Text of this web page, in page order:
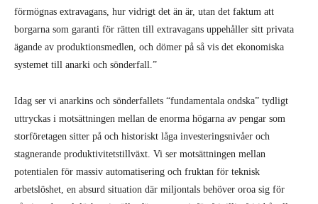
förmögnas extravagans, hur vidrigt det än är, utan det faktum att
borgarna som garanti för rätten till extravagans uppehåller sitt privata
ägande av produktionsmedlen, och dömer på så vis det ekonomiska
systemet till anarki och sönderfall.”
Idag ser vi anarkins och sönderfallets “fundamentala ondska” tydligt
uttryckas i motsättningen mellan de enorma högarna av pengar som
storföretagen sitter på och historiskt låga investeringsnivåer och
stagnerande produktivitetstillväxt. Vi ser motsättningen mellan
potentialen för massiv automatisering och fruktan för teknisk
arbetslöshet, en absurd situation där miljontals behöver oroa sig för